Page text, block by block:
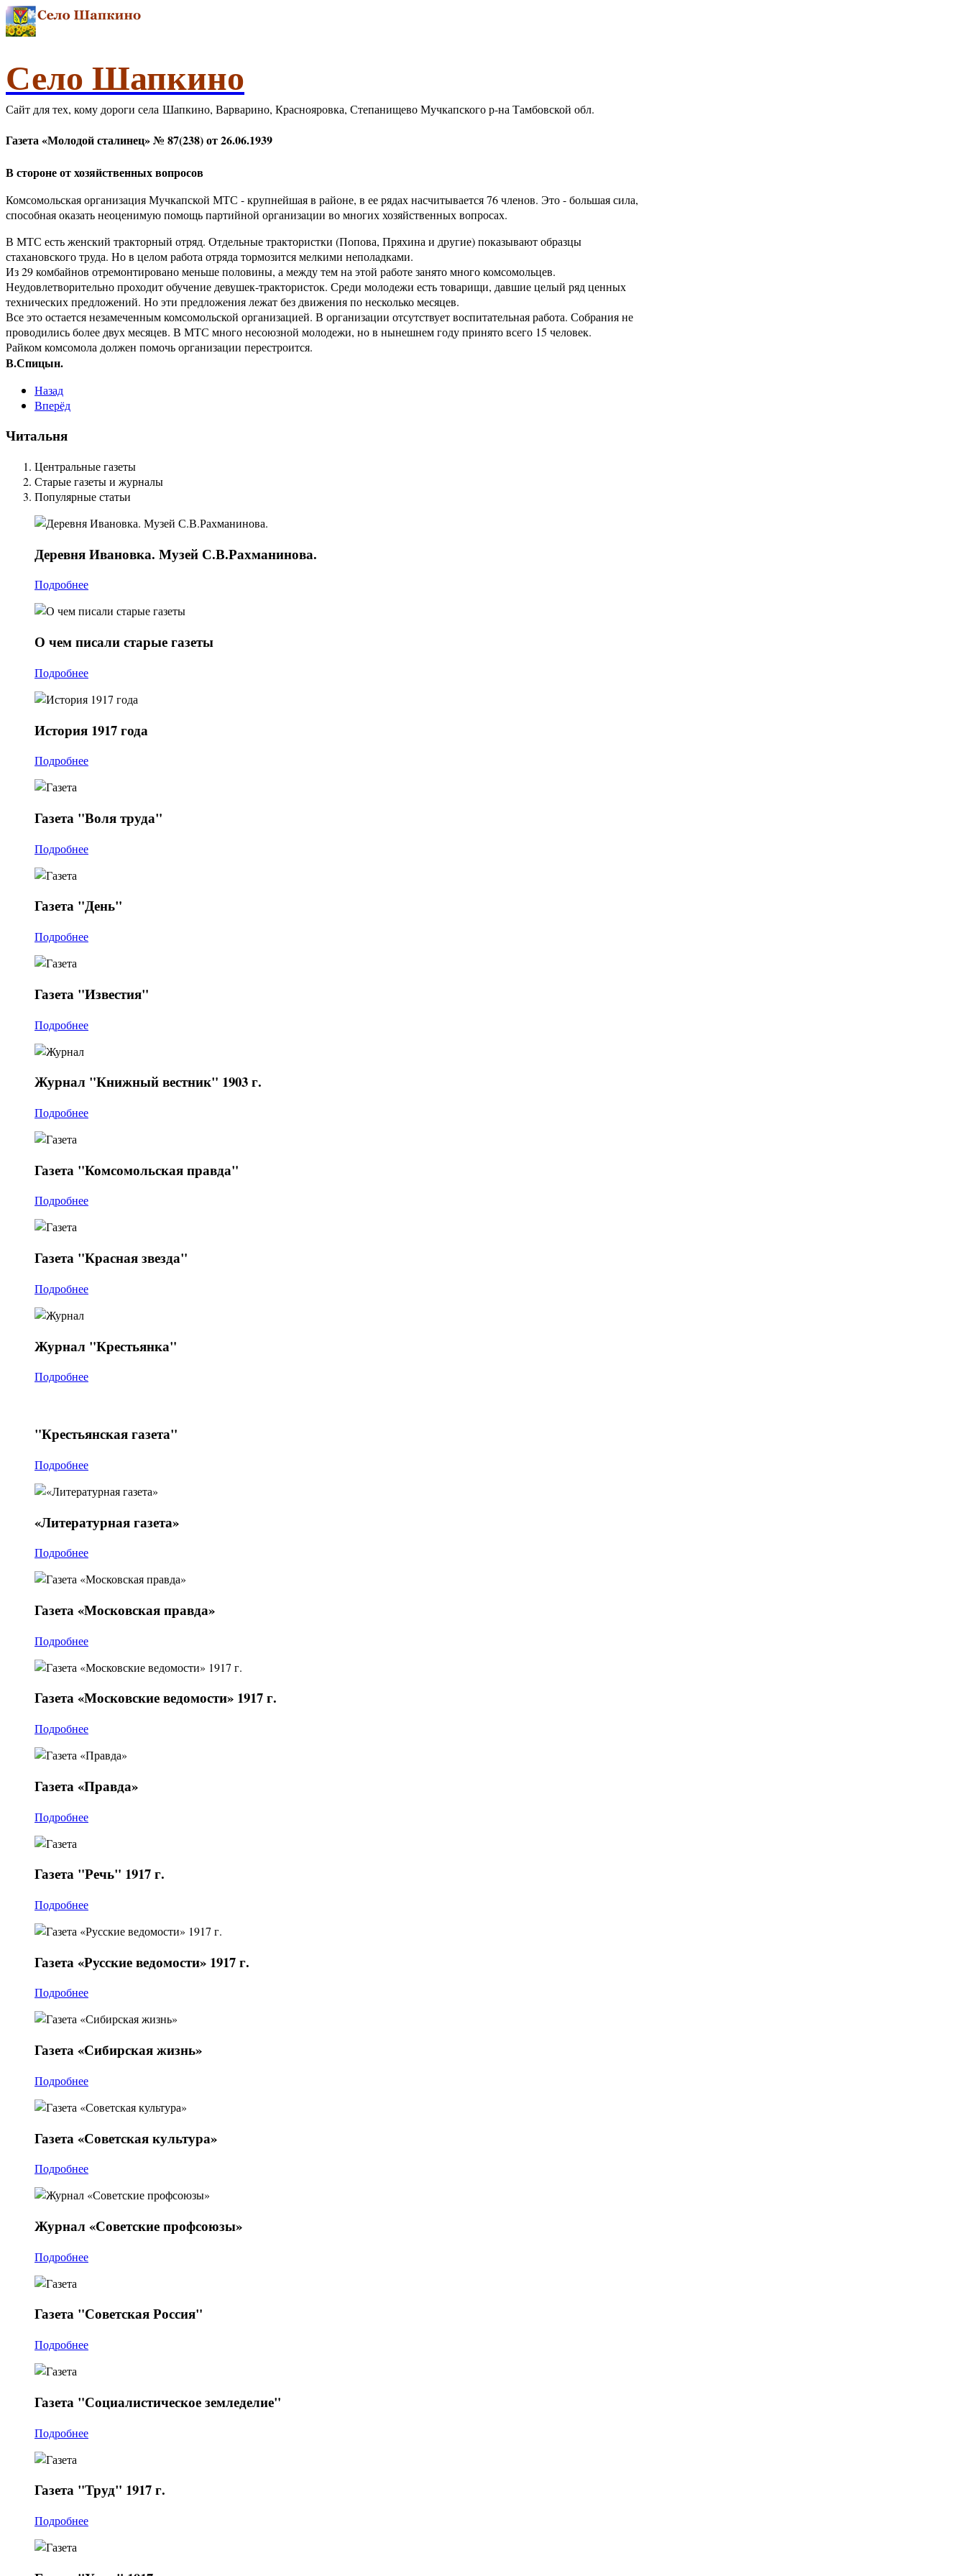
Село Шапкино
Сайт для тех, кому дороги села Шапкино, Варварино, Краснояровка, Степанищево Мучкапского р-на Тамбовской обл.
Газета «Молодой сталинец» № 87(238) от 26.06.1939
В стороне от хозяйственных вопросов
Комсомольская организация Мучкапской МТС - крупнейшая в районе, в ее рядах насчитывается 76 членов. Это - большая сила,
способная оказать неоценимую помощь партийной организации во многих хозяйственных вопросах.
В МТС есть женский тракторный отряд. Отдельные трактористки (Попова, Пряхина и другие) показывают образцы
стахановского труда. Но в целом работа отряда тормозится мелкими неполадками.
Из 29 комбайнов отремонтировано меньше половины, а между тем на этой работе занято много комсомольцев.
Неудовлетворительно проходит обучение девушек-трактористок. Среди молодежи есть товарищи, давшие целый ряд ценных
технических предложений. Но эти предложения лежат без движения по несколько месяцев.
Все это остается незамеченным комсомольской организацией. В организации отсутствует воспитательная работа. Собрания не
проводились более двух месяцев. В МТС много несоюзной молодежи, но в нынешнем году принято всего 15 человек.
Райком комсомола должен помочь организации перестроится.
В.Спицын.
Назад
Вперёд
Читальня
Центральные газеты
Старые газеты и журналы
Популярные статьи
ДеревняИвановка. Музей С.В.Рахманинова.
Подробнее
О чем писали старые газеты
Подробнее
История 1917 года
Подробнее
Газета "Воля труда"
Подробнее
Газета "День"
Подробнее
Газета "Известия"
Подробнее
Журнал "Книжный вестник" 1903 г.
Подробнее
Газета "Комсомольская правда"
Подробнее
Газета "Красная звезда"
Подробнее
Журнал "Крестьянка"
Подробнее
"Крестьянскаягазета"
Подробнее
«Литературнаягазета»
Подробнее
Газета«Московская правда»
Подробнее
Газета«Московские ведомости» 1917 г.
Подробнее
Газета«Правда»
Подробнее
Газета "Речь" 1917 г.
Подробнее
Газета«Русские ведомости» 1917 г.
Подробнее
Газета«Сибирская жизнь»
Подробнее
Газета«Советская культура»
Подробнее
Журнал«Советские профсоюзы»
Подробнее
Газета "Советская Россия"
Подробнее
Газета "Социалистическое земледелие"
Подробнее
Газета "Труд" 1917 г.
Подробнее